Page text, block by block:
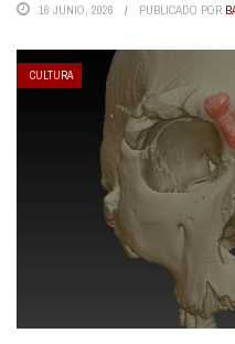
16 JUNIO, 2026 PUBLICADO POR
CULTURA